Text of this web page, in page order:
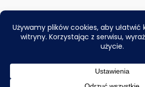
air-europa.pl–